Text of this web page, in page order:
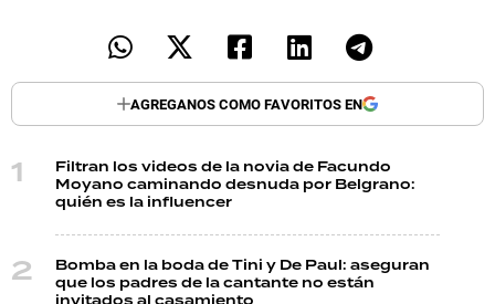
AGREGANOS COMO FAVORITOS EN
Filtran los videos de la novia de Facundo
Moyano caminando desnuda por Belgrano:
quién es la influencer
Bomba en la boda de Tini y De Paul: aseguran
que los padres de la cantante no están